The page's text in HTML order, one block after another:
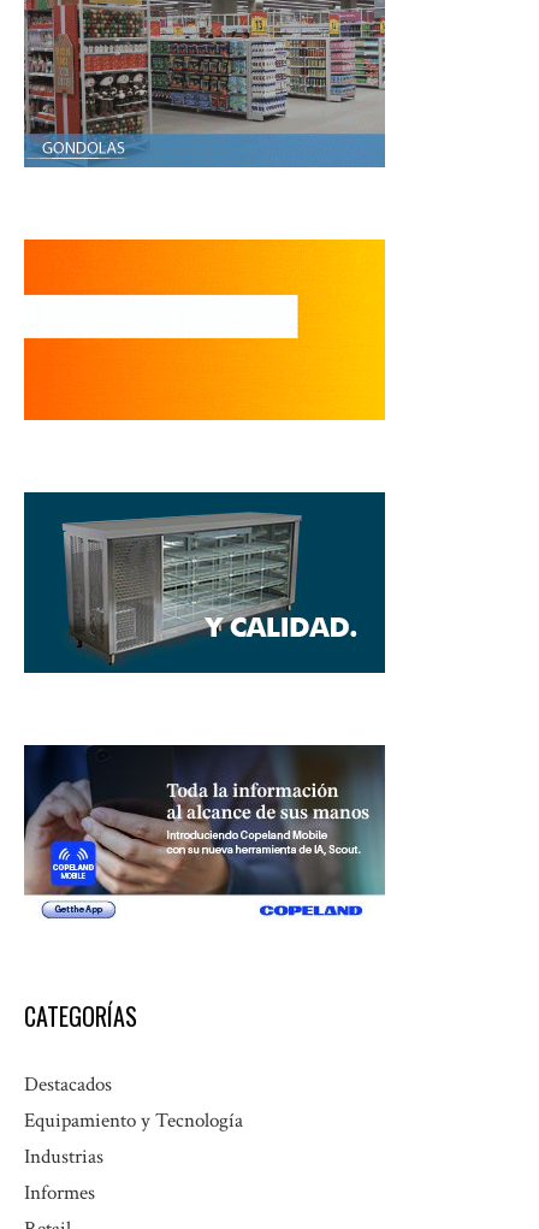
CATEGORÍAS
Destacados
Equipamiento y Tecnología
Industrias
Informes